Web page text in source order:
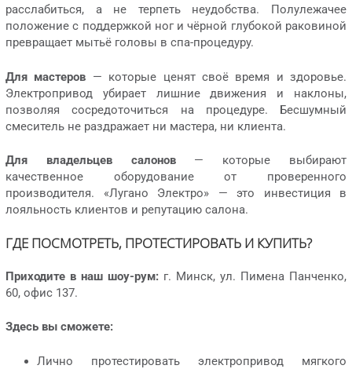
расслабиться, а не терпеть неудобства. Полулежачее
положение с поддержкой ног и чёрной глубокой раковиной
превращает мытьё головы в спа-процедуру.
Для мастеров — которые ценят своё время и здоровье.
Электропривод убирает лишние движения и наклоны,
позволяя сосредоточиться на процедуре. Бесшумный
смеситель не раздражает ни мастера, ни клиента.
Для владельцев салонов— которые выбирают
качественное оборудование от проверенного
производителя. «Лугано Электро» — это инвестиция в
лояльность клиентов и репутацию салона.
ГДЕ ПОСМОТРЕТЬ, ПРОТЕСТИРОВАТЬ И КУПИТЬ?
Приходите в наш шоу-рум: г. Минск, ул. Пимена Панченко,
60, офис 137.
Здесь вы сможете:
Лично протестировать электропривод мягкого